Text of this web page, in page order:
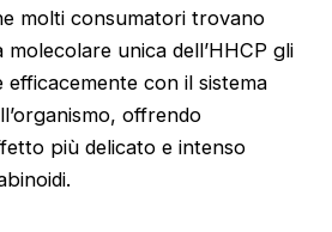
molti consumatori trovano
unica dell’HHCP gli
con il sistema
offrendo
più delicato e intenso